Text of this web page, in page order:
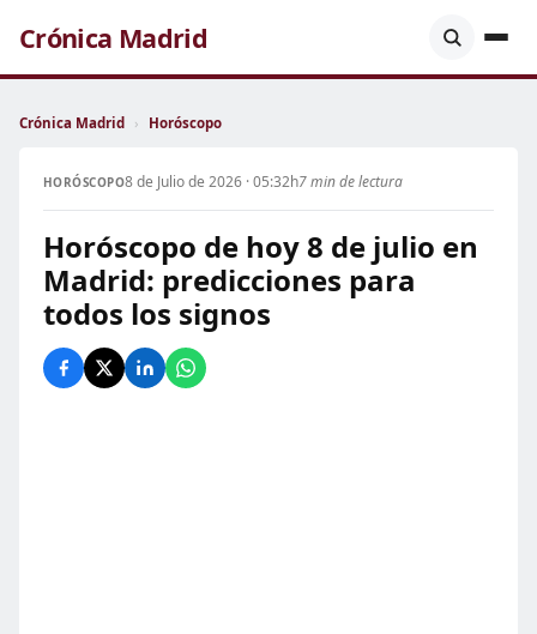
Crónica Madrid
Crónica Madrid › Horóscopo
HORÓSCOPO8 de Julio de 2026 · 05:32h7 min de lectura
Horóscopo de hoy 8 de julio en
Madrid: predicciones para
todos los signos